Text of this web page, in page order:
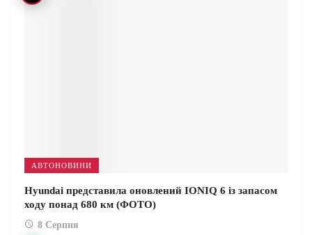
АВТОНОВИНИ
Hyundai представила оновлений IONIQ 6 із запасом
ходу понад 680 км (ФОТО)
8 Серпня